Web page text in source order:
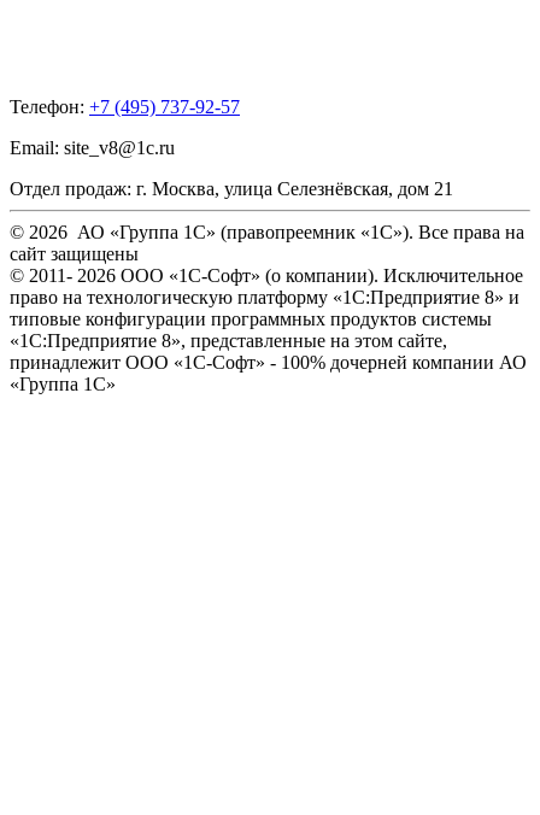
Телефон: +7 (495) 737-92-57
Email: site_v8@1c.ru
Отдел продаж: г. Москва, улица Селезнёвская, дом 21
© 2026 АО «Группа 1С» (правопреемник «1С»). Все права на
сайт защищены
© 2011- 2026 ООО «1С-Софт» (о компании). Исключительное
право на технологическую платформу «1С:Предприятие 8» и
типовые конфигурации программных продуктов системы
«1С:Предприятие 8», представленные на этом сайте,
принадлежит ООО «1С-Софт» - 100% дочерней компании АО
«Группа 1С»